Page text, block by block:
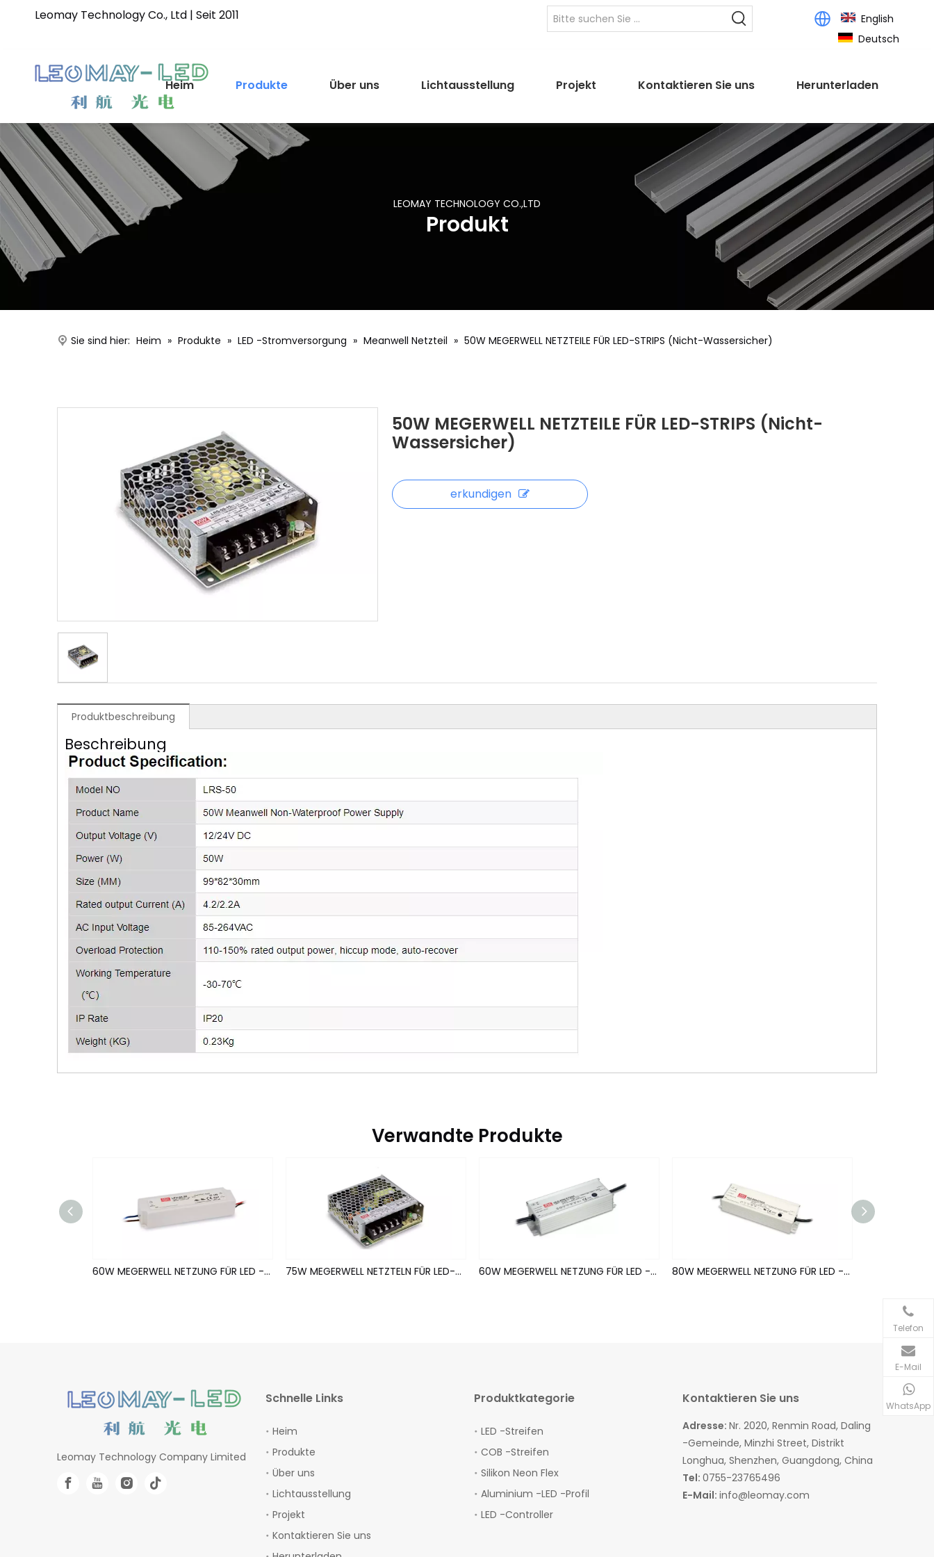
Leomay Technology Co., Ltd | Seit 2011
English
Deutsch
Heim Produkte Über uns Lichtausstellung Projekt Kontaktieren Sie uns Herunterladen
LEOMAY TECHNOLOGY CO.,LTD
Produkt
Sie sind hier: Heim » Produkte » LED -Stromversorgung » Meanwell Netzteil » 50W MEGERWELL NETZTEILE FÜR LED-STRIPS (Nicht-Wassersicher)
50W MEGERWELL NETZTEILE FÜR LED-STRIPS (Nicht-
Wassersicher)
erkundigen
Produktbeschreibung
Beschreibung
Verwandte Produkte
60W MEGERWELL NETZUNG FÜR LED -STRIPS (wasserdicht) 75W MEGERWELL NETZTELN FÜR LED-STRIPS (Nicht-Wassersicher) 60W MEGERWELL NETZUNG FÜR LED -STRIPS (wasserdicht) 80W MEGERWELL NETZUNG FÜR LED -STRIPS (wasserdicht)
Leomay Technology Company Limited
Schnelle Links
Heim
Produkte
Über uns
Lichtausstellung
Projekt
Kontaktieren Sie uns
Produktkategorie
LED -Streifen
COB -Streifen
Silikon Neon Flex
Aluminium -LED -Profil
LED -Controller
Kontaktieren Sie uns
Adresse: Nr. 2020, Renmin Road, Daling
-Gemeinde, Minzhi Street, Distrikt
Longhua, Shenzhen, Guangdong, China
Tel: 0755-23765496
E-Mail: info@leomay.com
Telefon
E-Mail
WhatsApp